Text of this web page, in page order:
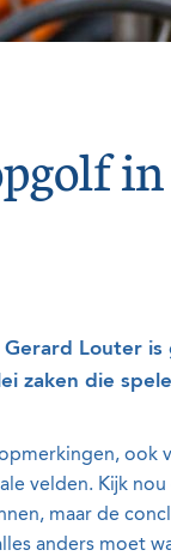
Louter
zaken die
ook
velden. Kijk
maar de
anders moet